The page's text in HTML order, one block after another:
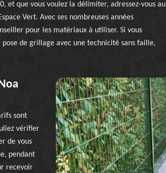
et que vous voulez la délimiter, adressez-vous au
Vert. Avec ses nombreuses années
pour les matériaux à utiliser. Si vous
de grillage avec une technicité sans faille,
sont
vérifier
de vous
pendant
recevoir